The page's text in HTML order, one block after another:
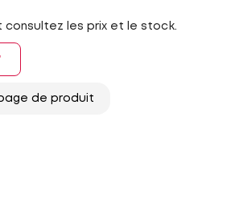
consultez les prix et le stock.
de produit